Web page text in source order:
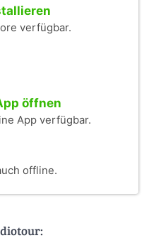
verfügbar.
öffnen
App verfügbar.
offline.